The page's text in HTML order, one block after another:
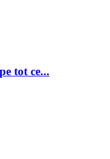
tot ce...